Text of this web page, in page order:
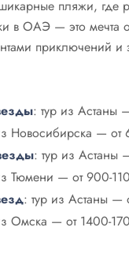
пляжи, где
в ОАЭ — это мечта
приключений и
: тур из Астаны
Новосибирска — от
: тур из Астаны
Тюмени — от 900-
: тур из Астаны —
Омска — от 1400-